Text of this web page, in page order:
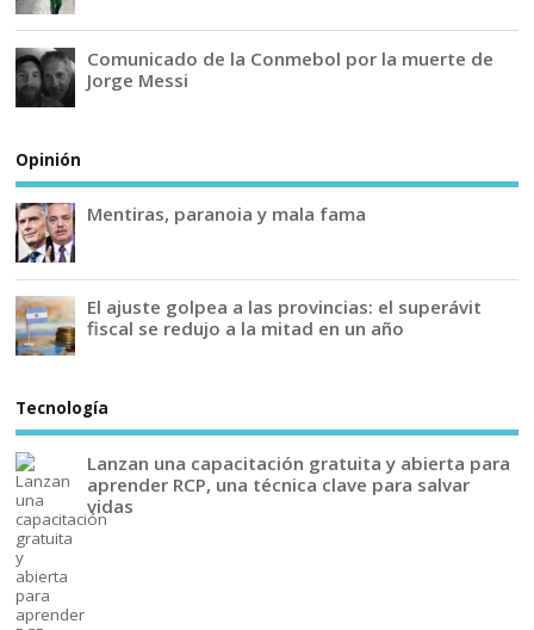
Comunicado de la Conmebol por la muerte de
Jorge Messi
Opinión
Mentiras, paranoia y mala fama
El ajuste golpea a las provincias: el superávit
fiscal se redujo a la mitad en un año
Tecnología
Lanzan una capacitación gratuita y abierta para
aprender RCP, una técnica clave para salvar
vidas